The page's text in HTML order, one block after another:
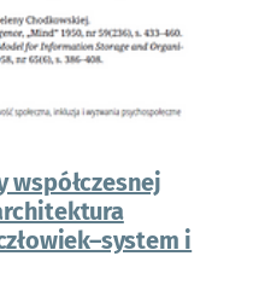
współczesnej
i